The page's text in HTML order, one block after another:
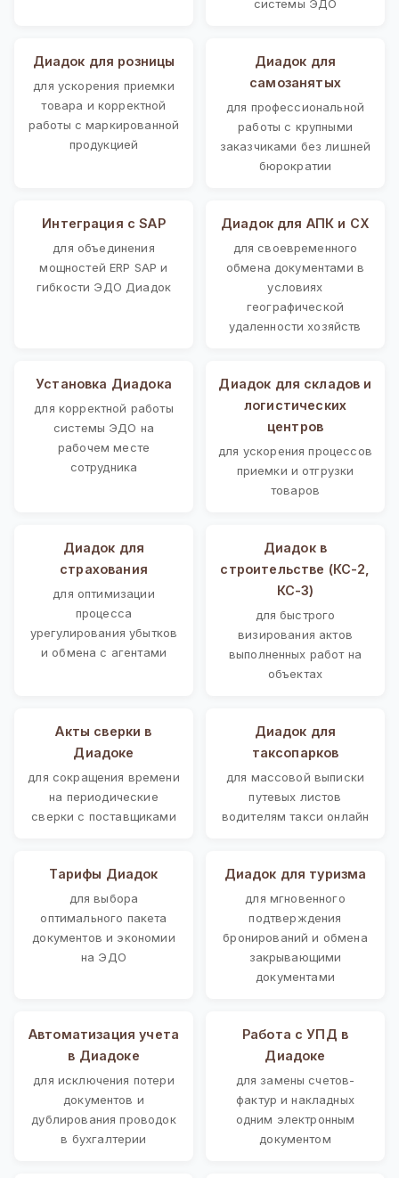
системы ЭДО
Диадок для розницы
для ускорения приемки
товара и корректной
работы с маркированной
продукцией
Диадок для
самозанятых
для профессиональной
работы с крупными
заказчиками без лишней
бюрократии
Интеграция с SAP
для объединения
мощностей ERP SAP и
гибкости ЭДО Диадок
Диадок для АПК и СХ
для своевременного
обмена документами в
условиях
географической
удаленности хозяйств
Установка Диадока
для корректной работы
системы ЭДО на
рабочем месте
сотрудника
Диадок для складов и
логистических
центров
для ускорения процессов
приемки и отгрузки
товаров
Диадок для
страхования
для оптимизации
процесса
урегулирования убытков
и обмена с агентами
Диадок в
строительстве (КС-2,
КС-3)
для быстрого
визирования актов
выполненных работ на
объектах
Акты сверки в
Диадоке
для сокращения времени
на периодические
сверки с поставщиками
Диадок для
таксопарков
для массовой выписки
путевых листов
водителям такси онлайн
Тарифы Диадок
для выбора
оптимального пакета
документов и экономии
на ЭДО
Диадок для туризма
для мгновенного
подтверждения
бронирований и обмена
закрывающими
документами
Автоматизация учета
в Диадоке
для исключения потери
документов и
дублирования проводок
в бухгалтерии
Работа с УПД в
Диадоке
для замены счетов-
фактур и накладных
одним электронным
документом